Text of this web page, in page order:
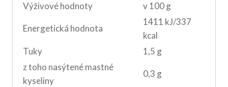
Výživové hodnoty v 100 g
Energetická hodnota
1411 kJ/337
kcal
Tuky
1,5 g
z toho nasýtené mastné
kyseliny
0,3 g